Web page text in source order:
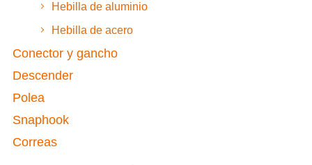
Hebilla de aluminio
Hebilla de acero
Conector y gancho
Descender
Polea
Snaphook
Correas